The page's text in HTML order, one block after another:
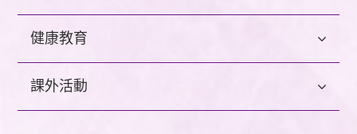
健康教育
課外活動